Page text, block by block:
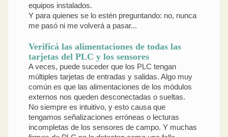
equipos instalados.
Y para quienes se lo estén preguntando: no, nunca
me pasó ni me volverá a pasar...
Verificá las alimentaciones de todas las
tarjetas del PLC y los sensores
A veces, puede suceder que los PLC tengan
múltiples tarjetas de entradas y salidas. Algo muy
común es que las alimentaciones de los módulos
externos nos queden desconectadas o sueltas.
No siempre es intuitivo, y esto causa que
tengamos señalizaciones erróneas o lecturas
incompletas de los sensores de campo. Y muchas